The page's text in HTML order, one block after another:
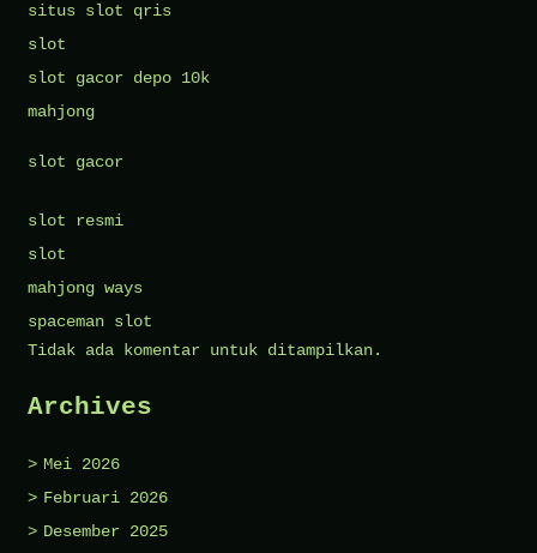
situs slot qris
slot
slot gacor depo 10k
mahjong
slot gacor
slot resmi
slot
mahjong ways
spaceman slot
Tidak ada komentar untuk ditampilkan.
Archives
Mei 2026
Februari 2026
Desember 2025